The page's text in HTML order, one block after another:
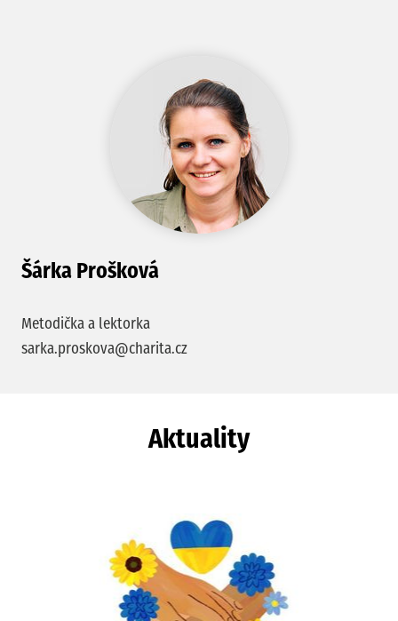
Šárka Prošková
Metodička a lektorka
sarka.proskova@charita.cz
Aktuality